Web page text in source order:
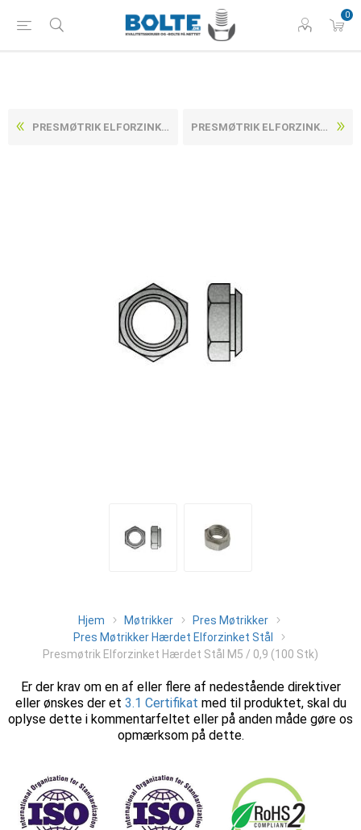
0
PRESMØTRIK ELFORZINKET HÆRDET STÅL M4 / 0,9 (1000 STK) PRESMØTRIK ELFORZINKET HÆRDET STÅL M5 / 0,9 (1000 STK)
Hjem Møtrikker
Pres Møtrikker
Pres Møtrikker Hærdet Elforzinket Stål
Presmøtrik Elforzinket Hærdet Stål M5 / 0,9 (100 Stk)
Er der krav om en af eller flere af nedestående direktiver
eller ønskes der et 3.1 Certifikat med til produktet, skal du
oplyse dette i kommentarfeltet eller på anden måde gøre os
opmærksom på dette.